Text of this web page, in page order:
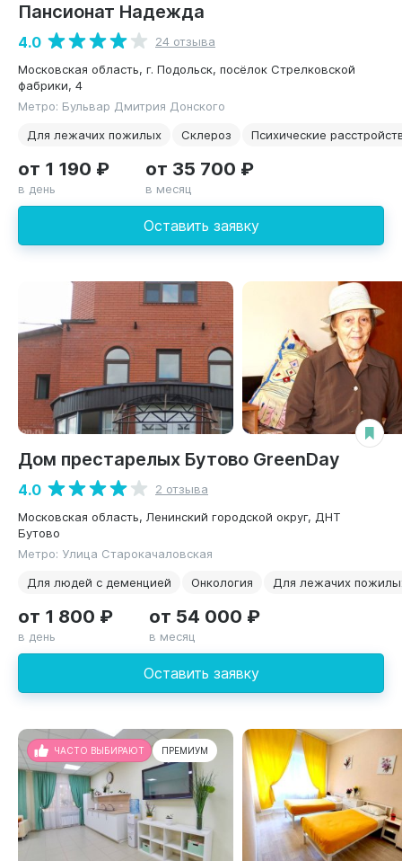
Пансионат Надежда
4.0
24 отзыва
Московская область, г. Подольск, посёлок Стрелковской
фабрики, 4
Метро: Бульвар Дмитрия Донского
Для лежачих пожилых
Склероз Психические
Оставить заявку
от 1 190 ₽
в день
от 35 700 ₽
в месяц
Дом престарелых Бутово GreenDay
4.0
2 отзыва
Московская область, Ленинский городской округ, ДНТ
Бутово
Метро: Улица Старокачаловская
Для людей с деменцией
Онкология Для лежачих
Оставить заявку
от 1 800 ₽
в день
от 54 000 ₽
в месяц
ЧАСТО ВЫБИРАЮТ ПРЕМИУМ